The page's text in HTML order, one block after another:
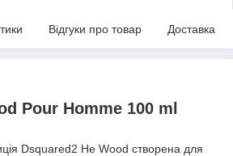
Відгуки про товар Доставка
Pour Homme 100 ml
Dsquared2 He Wood створена для